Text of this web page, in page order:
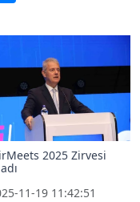
2025 Zirvesi
11-19 11:42:51